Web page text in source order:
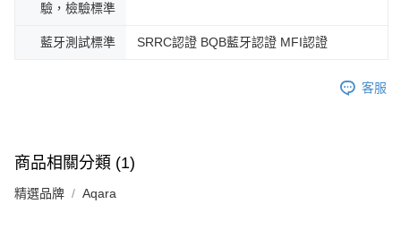
驗，檢驗標準
藍牙測試標準 SRRC認證 BQB藍牙認證 MFI認證
客服
商品相關分類 (1)
精選品牌 Aqara